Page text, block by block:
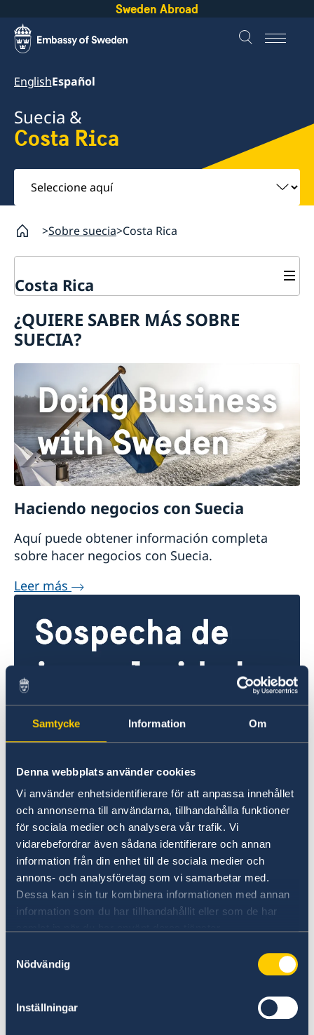
Samtycke Information Om
Denna webbplats använder cookies
Vi använder enhetsidentifierare för att anpassa innehållet
och annonserna till användarna, tillhandahålla funktioner
för sociala medier och analysera vår trafik. Vi
vidarebefordrar även sådana identifierare och annan
information från din enhet till de sociala medier och
annons- och analysföretag som vi samarbetar med.
Dessa kan i sin tur kombinera informationen med annan
information som du har tillhandahållit eller som de har
Nödvändig
Inställningar
Sweden Abroad
EnglishEspañol
Suecia &
Costa Rica
Seleccione
aquí
Sobre suecia Costa Rica
Costa Rica
Vivir con alguien en Suecia
Trabajar y vivir en Suecia
Visite Suecia
Visitar Suecia por más de 90 días
Visitar Suecia por menos de 90 días
Estudiar en Suecia
¿QUIERE SABER MÁS SOBRE
SUECIA?
Haciendo negocios con Suecia
Aquí puede obtener información completa
sobre hacer negocios con Suecia.
Leer más
Sospecha de irregularidades
Si tiene quejas o sospechas de delitos o
irregularidades en relación con las actividades
del servicio exterior, puede denunciarlo al
Ministerio de Asuntos Exteriores de Suecia.
Presente una queja al servicio exterior de
Suecia (en inglés)
Denuncie presuntos delitos u otras
irregularidades (en inglés)